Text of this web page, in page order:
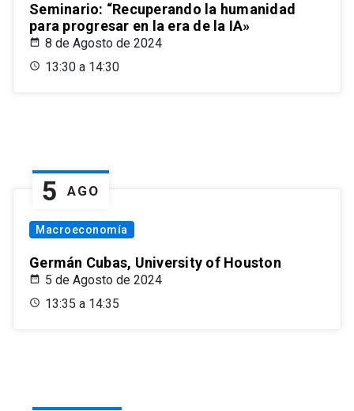
Seminario: “Recuperando la humanidad
para progresar en la era de la IA»
8 de Agosto de 2024
13:30 a 14:30
5 AGO
Macroeconomía
Germán Cubas, University of Houston
5 de Agosto de 2024
13:35 a 14:35